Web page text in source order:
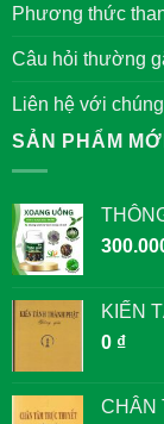
Phương thức
Câu hỏi thường
Liên hệ với
SẢN PHẨM MỚI
KIẾN
0 ₫
CHÂN